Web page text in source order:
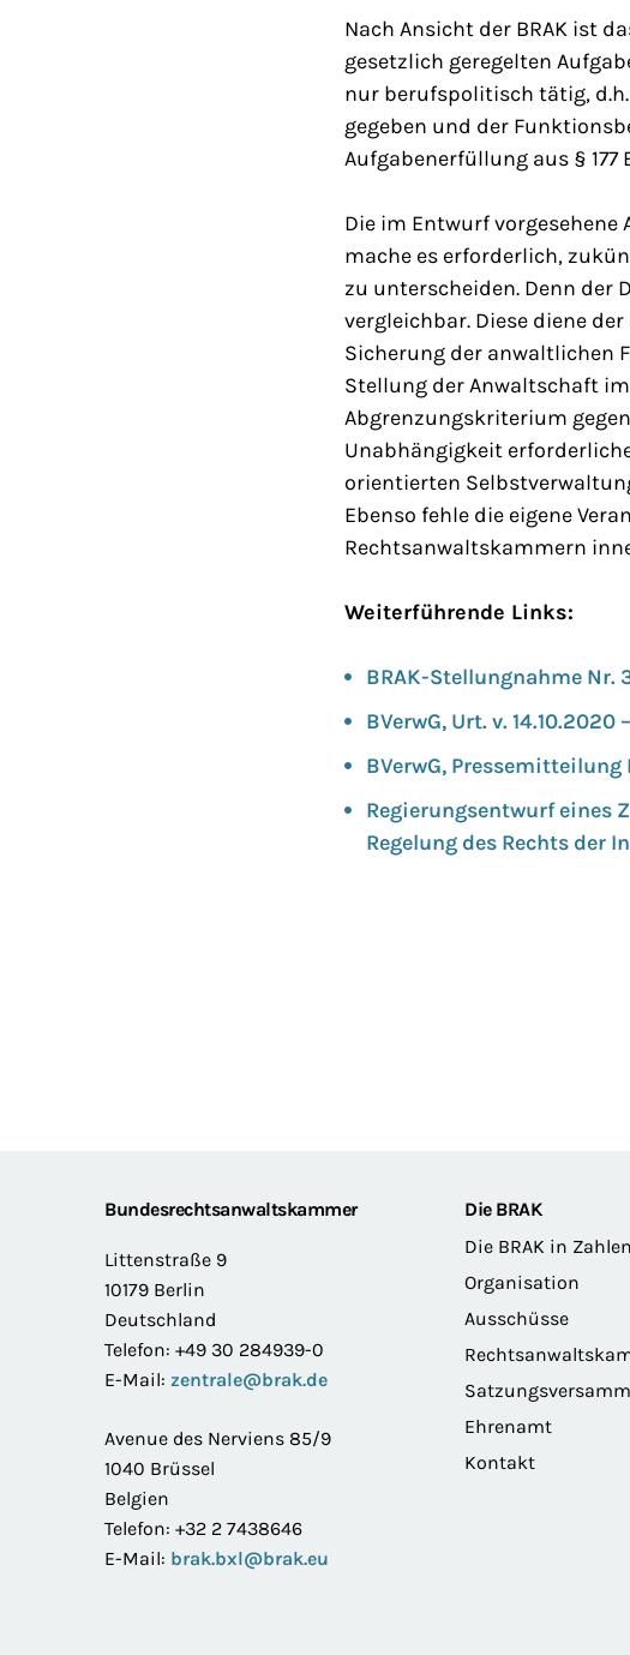
Nach Ansicht der BRAK ist
gesetzlich geregelten
nur berufspolitisch tätig,
gegeben und der
Aufgabenerfüllung aus §
Die im Entwurf
mache es erforderlich,
zu unterscheiden. Denn
vergleichbar. Diese diene
Sicherung der anwaltlichen
Stellung der Anwaltschaft
Abgrenzungskriterium
Unabhängigkeit
orientierten
Ebenso fehle die eigene
Rechtsanwaltskammern
Weiterführende Links:
BRAK-Stellungnahme Nr.
BVerwG, Urt. v. 14.10.2020
BVerwG, Pressemitteilung
Regierungsentwurf eines
Regelung des Rechts der
FooterBundesrechtsanwaltskammer
Littenstraße 9
10179 Berlin
Deutschland
Telefon: +49 30 284939-0
E-Mail: zentrale@brak.de
Avenue des Nerviens 85/9
1040 Brüssel
Belgien
Telefon: +32 2 7438646
E-Mail: brak.bxl@brak.eu
Die BRAK
Die BRAK in Zahlen
Organisation
Ausschüsse
Ehrenamt
Kontakt